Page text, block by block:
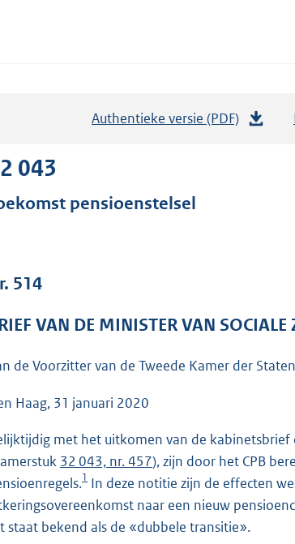
Authentieke versie (PDF)
r
o
:
4
2
K
b
043
pensioenstelsel
514
VAN DE MINISTER VAN SOCIALE
de Voorzitter van de Tweede Kamer der
Haag, 31 januari 2020
met het uitkomen van de
32 043, nr. 457), zijn door het CPB
1 In deze notitie zijn de effecten
naar een nieuw
staat bekend als de «dubbele transitie».